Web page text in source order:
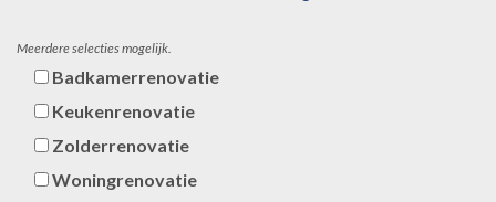
Meerdere selecties mogelijk.
Badkamerrenovatie
Keukenrenovatie
Zolderrenovatie
Woningrenovatie